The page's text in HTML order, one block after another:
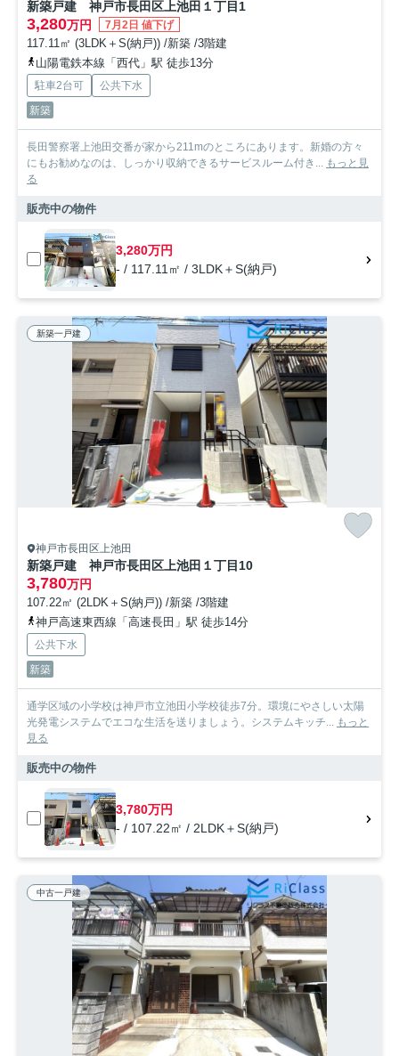
新築戸建 神戸市長田区上池田１丁目1
3,280万円 7月2日 値下げ
117.11㎡ (3LDK＋S(納戸)) /新築 /3階建
山陽電鉄本線「西代」駅 徒歩13分
駐車2台可
公共下水
新築
長田警察署上池田交番が家から211mのところにあります。新婚の方々
にもお勧めなのは、しっかり収納できるサービスルーム付き...
もっと見
る
販売中の物件
3,280万円
- / 117.11㎡ / 3LDK＋S(納戸)
新築一戸建
神戸市長田区上池田
新築戸建 神戸市長田区上池田１丁目10
3,780万円
107.22㎡ (2LDK＋S(納戸)) /新築 /3階建
神戸高速東西線「高速長田」駅 徒歩14分
公共下水
新築
通学区域の小学校は神戸市立池田小学校徒歩7分。環境にやさしい太陽
光発電システムでエコな生活を送りましょう。システムキッチ...
もっと
見る
販売中の物件
3,780万円
- / 107.22㎡ / 2LDK＋S(納戸)
中古一戸建